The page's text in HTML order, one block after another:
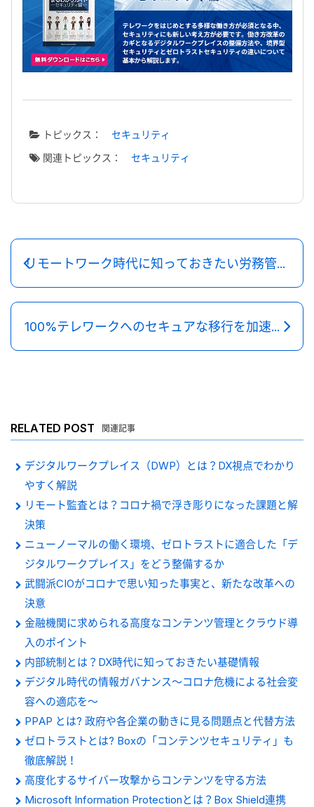
トピックス：
セキュリティ
関連トピックス：
セキュリティ
リモートワーク時代に知っておきたい労務管理のポイント
100%テレワークへのセキュアな移行を加速する
RELATED POST 関連記事
デジタルワークプレイス（DWP）とは？DX視点でわかり
やすく解説
リモート監査とは？コロナ禍で浮き彫りになった課題と解
決策
ニューノーマルの働く環境、ゼロトラストに適合した「デ
ジタルワークプレイス」をどう整備するか
武闘派CIOがコロナで思い知った事実と、新たな改革への
決意
金融機関に求められる高度なコンテンツ管理とクラウド導
入のポイント
内部統制とは？DX時代に知っておきたい基礎情報
デジタル時代の情報ガバナンス～コロナ危機による社会変
容への適応を～
PPAP とは? 政府や各企業の動きに見る問題点と代替方法
ゼロトラストとは? Boxの「コンテンツセキュリティ」も
徹底解説！
高度化するサイバー攻撃からコンテンツを守る方法
Microsoft Information Protectionとは？Box Shield連携